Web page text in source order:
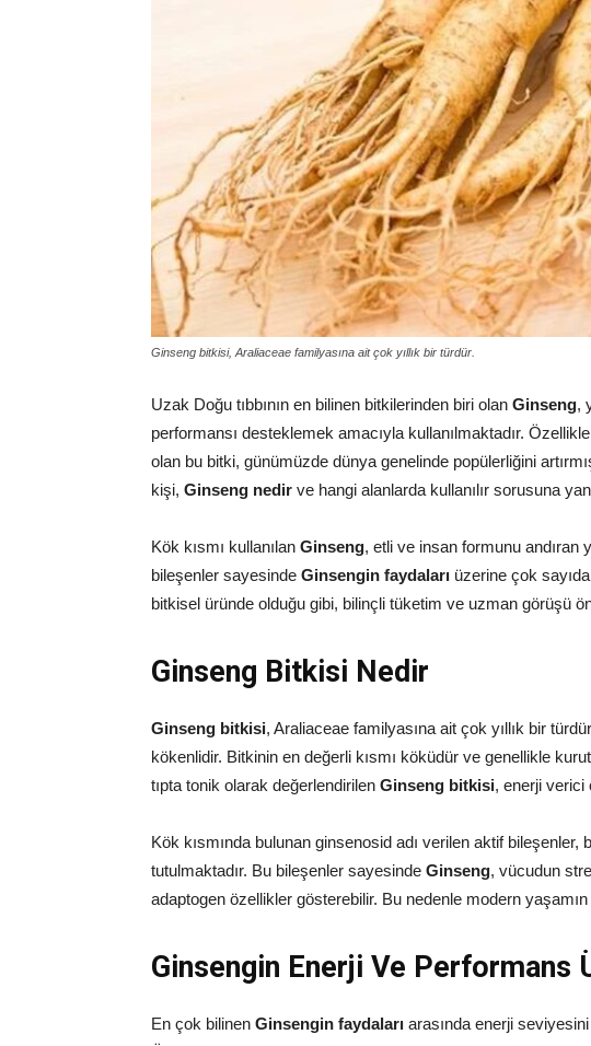
Ginseng bitkisi, Araliaceae familyasına ait çok yıllık bir türdür.
Uzak Doğu tıbbının en bilinen bitkilerinden biri olan Ginseng,
performansı desteklemek amacıyla kullanılmaktadır.
olan bu bitki, günümüzde dünya genelinde popülerliğini
kişi, Ginseng nedir ve hangi alanlarda kullanılır sorusuna
Kök kısmı kullanılan Ginseng, etli ve insan formunu andıran
bileşenler sayesinde Ginsengin faydaları üzerine çok
bitkisel üründe olduğu gibi, bilinçli tüketim ve uzman görüşü
Ginseng Bitkisi Nedir
Ginseng bitkisi, Araliaceae familyasına ait çok yıllık bir
kökenlidir. Bitkinin en değerli kısmı köküdür ve genellikle
tıpta tonik olarak değerlendirilen Ginseng bitkisi, enerji verici
Kök kısmında bulunan ginsenosid adı verilen aktif
tutulmaktadır. Bu bileşenler sayesinde Ginseng, vücudun
adaptogen özellikler gösterebilir. Bu nedenle modern
Ginsengin Enerji Ve Performans
En çok bilinen Ginsengin faydaları arasında enerji